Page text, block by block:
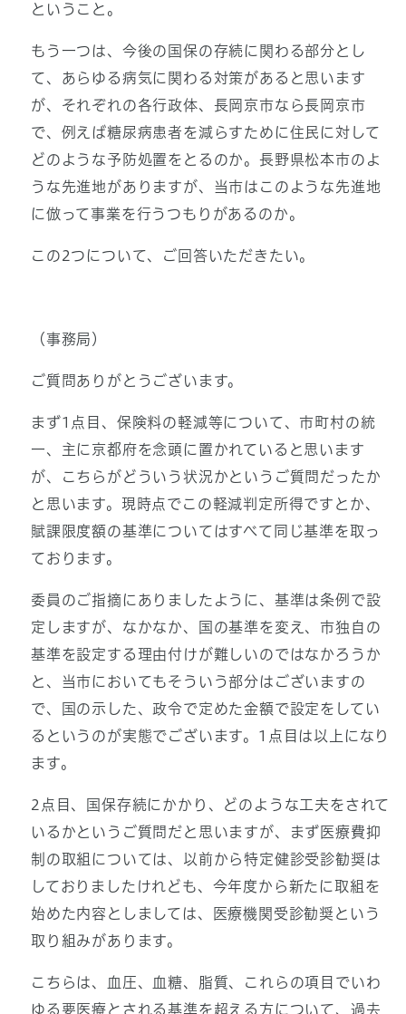
ということ。
もう一つは、今後の国保の存続に関わる部分とし
て、あらゆる病気に関わる対策があると思います
が、それぞれの各行政体、長岡京市なら長岡京市
で、例えば糖尿病患者を減らすために住民に対して
どのような予防処置をとるのか。長野県松本市のよ
うな先進地がありますが、当市はこのような先進地
に倣って事業を行うつもりがあるのか。
この2つについて、ご回答いただきたい。
（事務局）
ご質問ありがとうございます。
まず1点目、保険料の軽減等について、市町村の統
一、主に京都府を念頭に置かれていると思います
が、こちらがどういう状況かというご質問だったか
と思います。現時点でこの軽減判定所得ですとか、
賦課限度額の基準についてはすべて同じ基準を取っ
ております。
委員のご指摘にありましたように、基準は条例で設
定しますが、なかなか、国の基準を変え、市独自の
基準を設定する理由付けが難しいのではなかろうか
と、当市においてもそういう部分はございますの
で、国の示した、政令で定めた金額で設定をしてい
るというのが実態でございます。1点目は以上になり
ます。
2点目、国保存続にかかり、どのような工夫をされて
いるかというご質問だと思いますが、まず医療費抑
制の取組については、以前から特定健診受診勧奨は
しておりましたけれども、今年度から新たに取組を
始めた内容としましては、医療機関受診勧奨という
取り組みがあります。
こちらは、血圧、血糖、脂質、これらの項目でいわ
ゆる要医療とされる基準を超える方について、過去